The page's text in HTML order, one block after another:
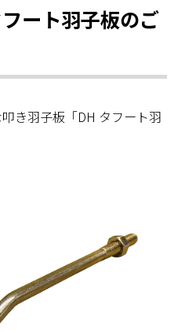
フート羽子板のご
き羽子板「DH タフート羽